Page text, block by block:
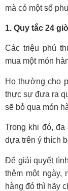
mà có một số
1. Quy tắc 24
Các triệu phú
mua một món
Họ thường cho
thực sự đưa ra
sẽ bỏ qua món
Trong khi đó,
dựa trên ý thích
Để giải quyết
thêm một ngày,
hàng đó thì hãy